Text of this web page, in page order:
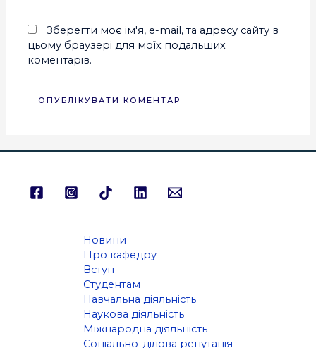
Зберегти моє ім'я, e-mail, та адресу сайту в
цьому браузері для моїх подальших
коментарів.
Новини
Про кафедру
Вступ
Студентам
Навчальна діяльність
Наукова діяльність
Міжнародна діяльність
Соціально-ділова репутація